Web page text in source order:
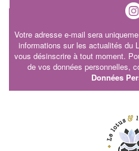
Votre adresse e-mail sera
informations sur les actualités du
vous désinscrire à tout moment.
de vos données personnelles,
Données